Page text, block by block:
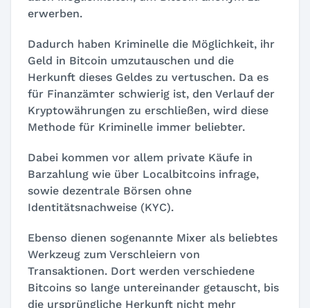
erwerben.
Dadurch haben Kriminelle die Möglichkeit, ihr
Geld in Bitcoin umzutauschen und die
Herkunft dieses Geldes zu vertuschen. Da es
für Finanzämter schwierig ist, den Verlauf der
Kryptowährungen zu erschließen, wird diese
Methode für Kriminelle immer beliebter.
Dabei kommen vor allem private Käufe in
Barzahlung wie über Localbitcoins infrage,
sowie dezentrale Börsen ohne
Identitätsnachweise (KYC).
Ebenso dienen sogenannte Mixer als beliebtes
Werkzeug zum Verschleiern von
Transaktionen. Dort werden verschiedene
Bitcoins so lange untereinander getauscht, bis
die ursprüngliche Herkunft nicht mehr